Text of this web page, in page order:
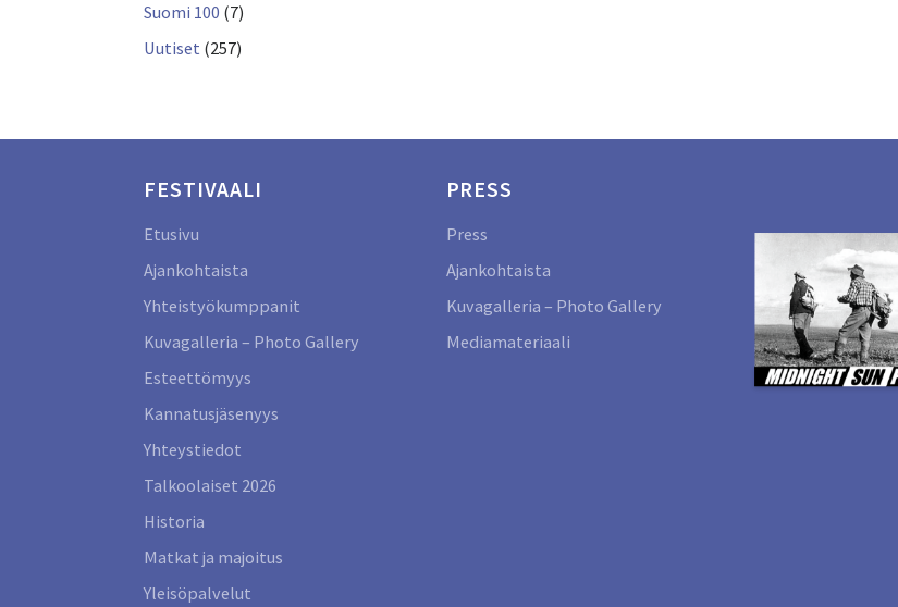
Suomi 100 (7)
Uutiset (257)
FESTIVAALI
Etusivu
Ajankohtaista
Yhteistyökumppanit
Kuvagalleria – Photo Gallery
Esteettömyys
Kannatusjäsenyys
Yhteystiedot
Talkoolaiset 2026
Historia
Matkat ja majoitus
Yleisöpalvelut
PRESS
Press
Ajankohtaista
Kuvagalleria – Photo Gallery
Mediamateriaali